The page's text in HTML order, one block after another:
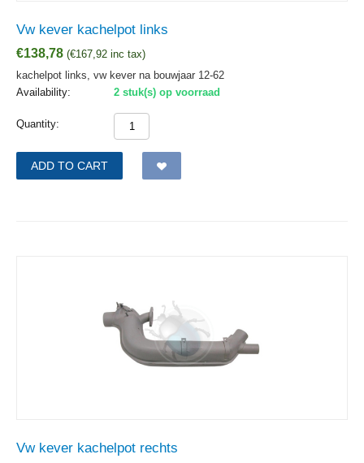
Vw kever kachelpot links
€138,78 (€167,92 inc tax)
kachelpot links, vw kever na bouwjaar 12-62
Availability:
2 stuk(s) op voorraad
Quantity:
ADD TO CART
Vw kever kachelpot rechts